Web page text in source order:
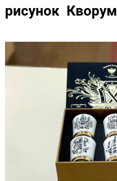
рисунок Кворум